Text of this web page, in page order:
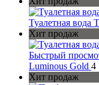
Туалетная вода
Хит продаж
Быстрый
Luminous Gold 4
Хит продаж